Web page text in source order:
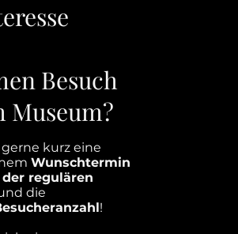
Besuch
Museum?
kurz eine
Wunschtermin
regulären
die
!